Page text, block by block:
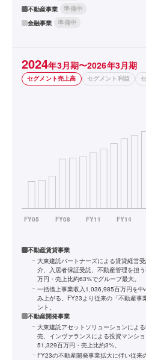
不動産事業
準備中
金融事業
準備中
2024年3月期〜2026年3月期
セグメント売上高 セグメント利益
不動産賃貸事業
大東建託パートナーズによる賃貸経営
介、入居者保証受託、不動産管理を担
万円・売上比約63%でグループ最大。
一括借上事業収入1,036,985百万円を
み上がる。FY23より従来の「不動産事
ント。
不動産開発事業
大東建託アセットソリューションによ
売、インヴァランスによる投資マンシ
51,329百万円・売上比約3%。
FY23の不動産開発事業拡大に伴い従来